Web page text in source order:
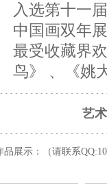
入选第十一
中国画双年
最受收藏界
鸟》 、《姚
艺
展示：（请联系